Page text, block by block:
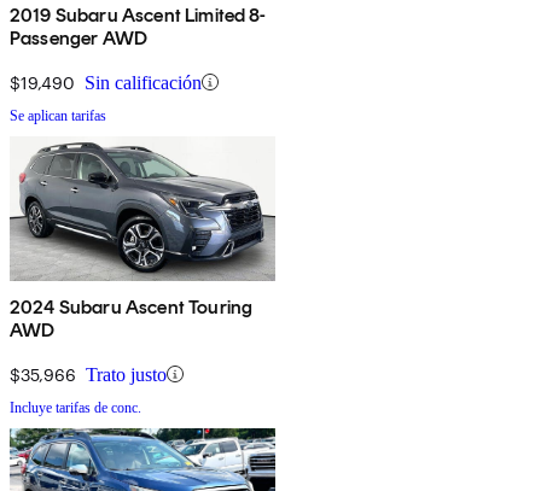
2019 Subaru Ascent Limited 8-
Passenger AWD
$19,490 Sin calificación
Se aplican tarifas
2024 Subaru Ascent Touring
AWD
$35,966 Trato justo
Incluye tarifas de conc.